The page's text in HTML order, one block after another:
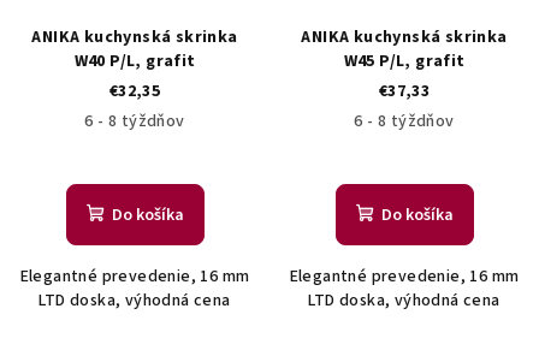
ANIKA kuchynská skrinka
W40 P/L, grafit
€32,35
6 - 8 týždňov
Do košíka
Elegantné prevedenie, 16 mm
LTD doska, výhodná cena
ANIKA kuchynská skrinka
W45 P/L, grafit
€37,33
6 - 8 týždňov
Do košíka
Elegantné prevedenie, 16 mm
LTD doska, výhodná cena